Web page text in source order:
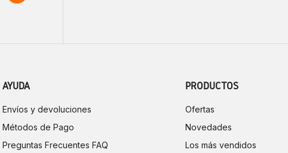
AYUDA
Envíos y devoluciones
Métodos de Pago
Preguntas Frecuentes FAQ
PRODUCTOS
Ofertas
Novedades
Los más vendidos